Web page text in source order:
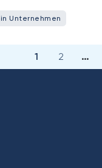
in Unternehmen
1 2 …